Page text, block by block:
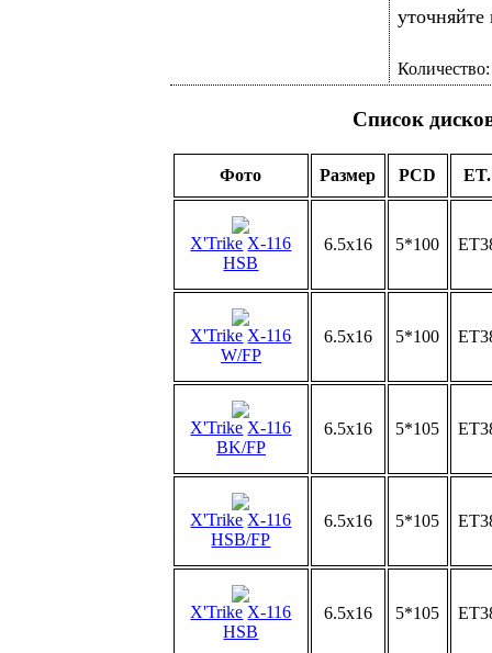
Список
Фото Размер PCD ET.
X'Trike X-116
HSB
6.5x16 5*100
X'Trike X-116
W/FP
6.5x16 5*100
X'Trike X-116
BK/FP
6.5x16 5*105
X'Trike X-116
HSB/FP
6.5x16 5*105
X'Trike X-116
HSB
6.5x16 5*105